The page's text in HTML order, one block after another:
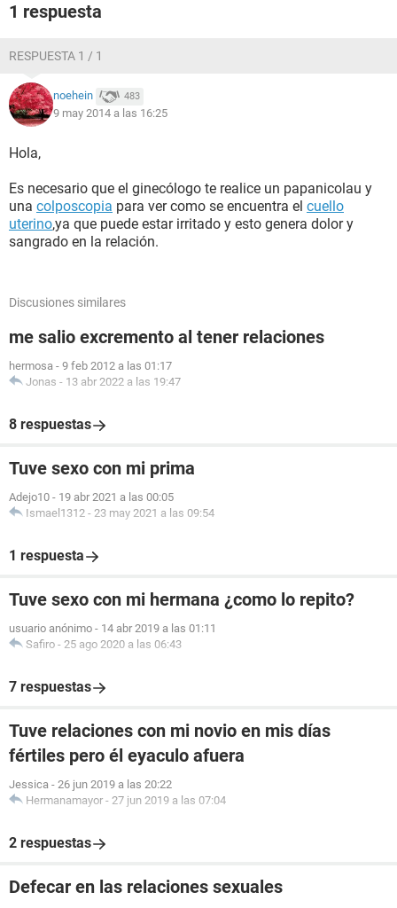
1 respuesta
RESPUESTA 1 / 1
noehein 483
9 may 2014 a las 16:25
Hola,
Es necesario que el ginecólogo te realice un papanicolau y
una colposcopia para ver como se encuentra el cuello
uterino,ya que puede estar irritado y esto genera dolor y
sangrado en la relación.
Discusiones similares
me salio excremento al tener relaciones
hermosa - 9 feb 2012 a las 01:17
Jonas - 13 abr 2022 a las 19:47
8 respuestas
Tuve sexo con mi prima
Adejo10 - 19 abr 2021 a las 00:05
Ismael1312 - 23 may 2021 a las 09:54
1 respuesta
Tuve sexo con mi hermana ¿como lo repito?
usuario anónimo - 14 abr 2019 a las 01:11
Safiro - 25 ago 2020 a las 06:43
7 respuestas
Tuve relaciones con mi novio en mis días
fértiles pero él eyaculo afuera
Jessica - 26 jun 2019 a las 20:22
Hermanamayor - 27 jun 2019 a las 07:04
2 respuestas
Defecar en las relaciones sexuales